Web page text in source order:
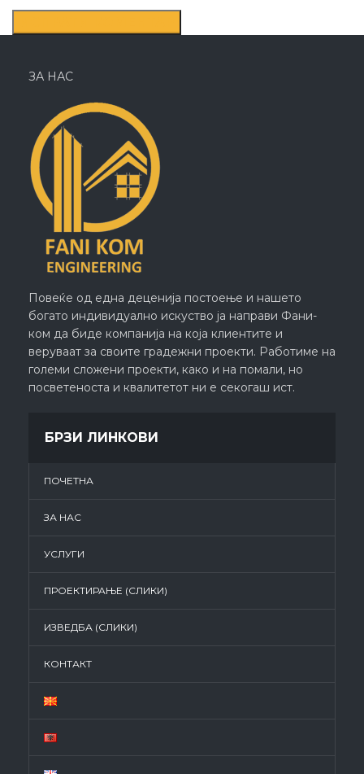
ЗА НАС
Повеќе од една деценија постоење и нашето
богато индивидуално искуство ја направи Фани-
ком да биде компанија на која клиентите и
веруваат за своите градежни проекти. Работиме на
големи сложени проекти, како и на помали, но
посветеноста и квалитетот ни е секогаш ист.
БРЗИ ЛИНКОВИ
ПОЧЕТНА
ЗА НАС
УСЛУГИ
ПРОЕКТИРАЊЕ (СЛИКИ)
ИЗВЕДБА (СЛИКИ)
КОНТАКТ